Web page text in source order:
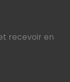
recevoir en